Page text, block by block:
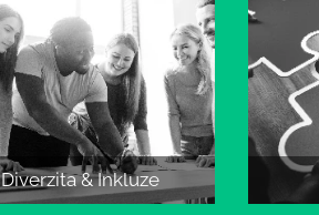
Diverzita& Inkluze